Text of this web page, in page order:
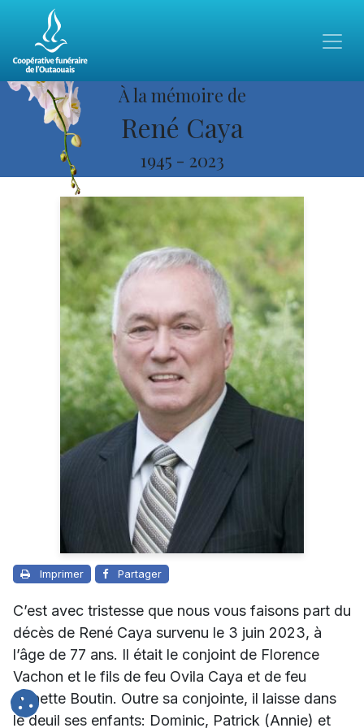
À la mémoire de
René Caya
1945 - 2023
Imprimer Partager
C’est avec tristesse que nous vous faisons part du
décès de René Caya survenu le 3 juin 2023, à
l’âge de 77 ans. Il était le conjoint de Florence
Vachon et le fils de feu Ovila Caya et de feu
Annette Boutin. Outre sa conjointe, il laisse dans
le deuil ses enfants: Dominic, Patrick (Annie) et